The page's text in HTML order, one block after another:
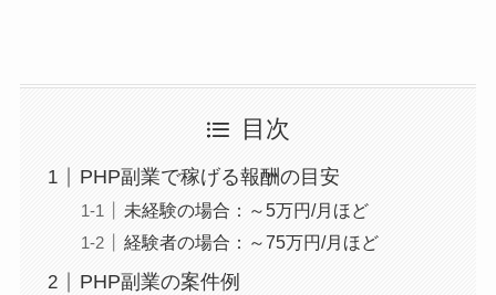
目次
PHP副業で稼げる報酬の目安
未経験の場合：～5万円/月ほど
経験者の場合：～75万円/月ほど
PHP副業の案件例